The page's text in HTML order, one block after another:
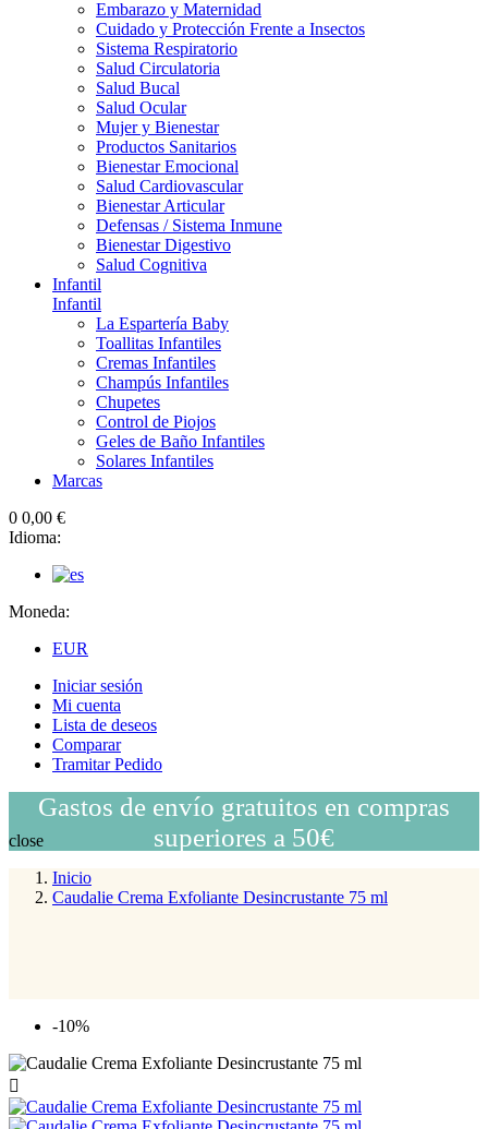
Embarazo y Maternidad
Cuidado y Protección Frente a Insectos
Sistema Respiratorio
Salud Circulatoria
Salud Bucal
Salud Ocular
Mujer y Bienestar
Productos Sanitarios
Bienestar Emocional
Salud Cardiovascular
Bienestar Articular
Defensas / Sistema Inmune
Bienestar Digestivo
Salud Cognitiva
Infantil
Infantil
La Espartería Baby
Toallitas Infantiles
Cremas Infantiles
Champús Infantiles
Chupetes
Control de Piojos
Geles de Baño Infantiles
Solares Infantiles
Marcas
0 0,00 €
Idioma:
Moneda:
EUR
Iniciar sesión
Mi cuenta
Lista de deseos
Comparar
Tramitar Pedido
Gastos de envío gratuitos en compras
superiores a 50€
close
Inicio
Caudalie Crema Exfoliante Desincrustante 75 ml
-10%
